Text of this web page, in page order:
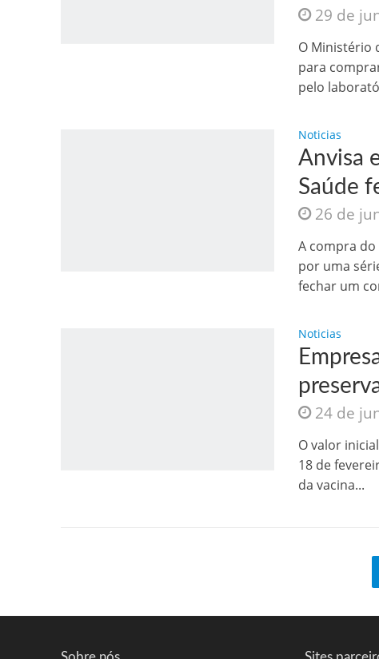
29 de
O Ministério
para
pelo
Noticias
Anvisa
Saúde
26 de
A compra
por uma
fechar um
Noticias
24 de
O valor
18 de
da vacina...